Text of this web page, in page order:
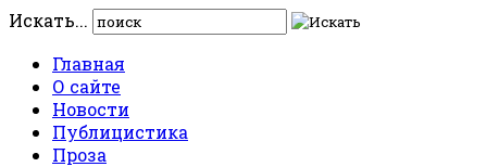
Искать...
Главная
О сайте
Новости
Публицистика
Проза